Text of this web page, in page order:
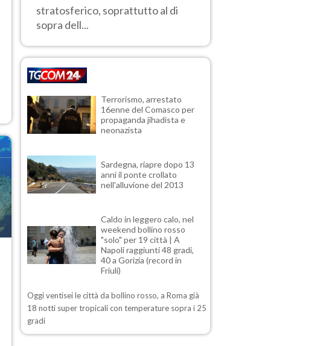
stratosferico, soprattutto al di
sopra dell...
Terrorismo, arrestato
16enne del Comasco per
propaganda jihadista e
neonazista
Sardegna, riapre dopo 13
anni il ponte crollato
nell'alluvione del 2013
Caldo in leggero calo, nel
weekend bollino rosso
"solo" per 19 città | A
Napoli raggiunti 48 gradi,
40 a Gorizia (record in
Friuli)
Oggi ventisei le città da bollino rosso, a Roma già
18 notti super tropicali con temperature sopra i 25
gradi